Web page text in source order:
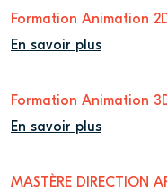
Formation Animation
En savoir plus
Formation Animation
En savoir plus
MASTÈRE DIRECTION